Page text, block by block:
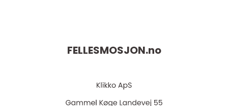
FELLESMOSJON.no